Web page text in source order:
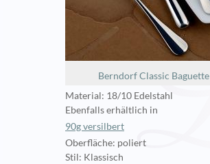
Berndorf Classic Baguette
Material: 18/10 Edelstahl
Ebenfalls erhältlich in
90g versilbert
Oberfläche: poliert
Stil: Klassisch